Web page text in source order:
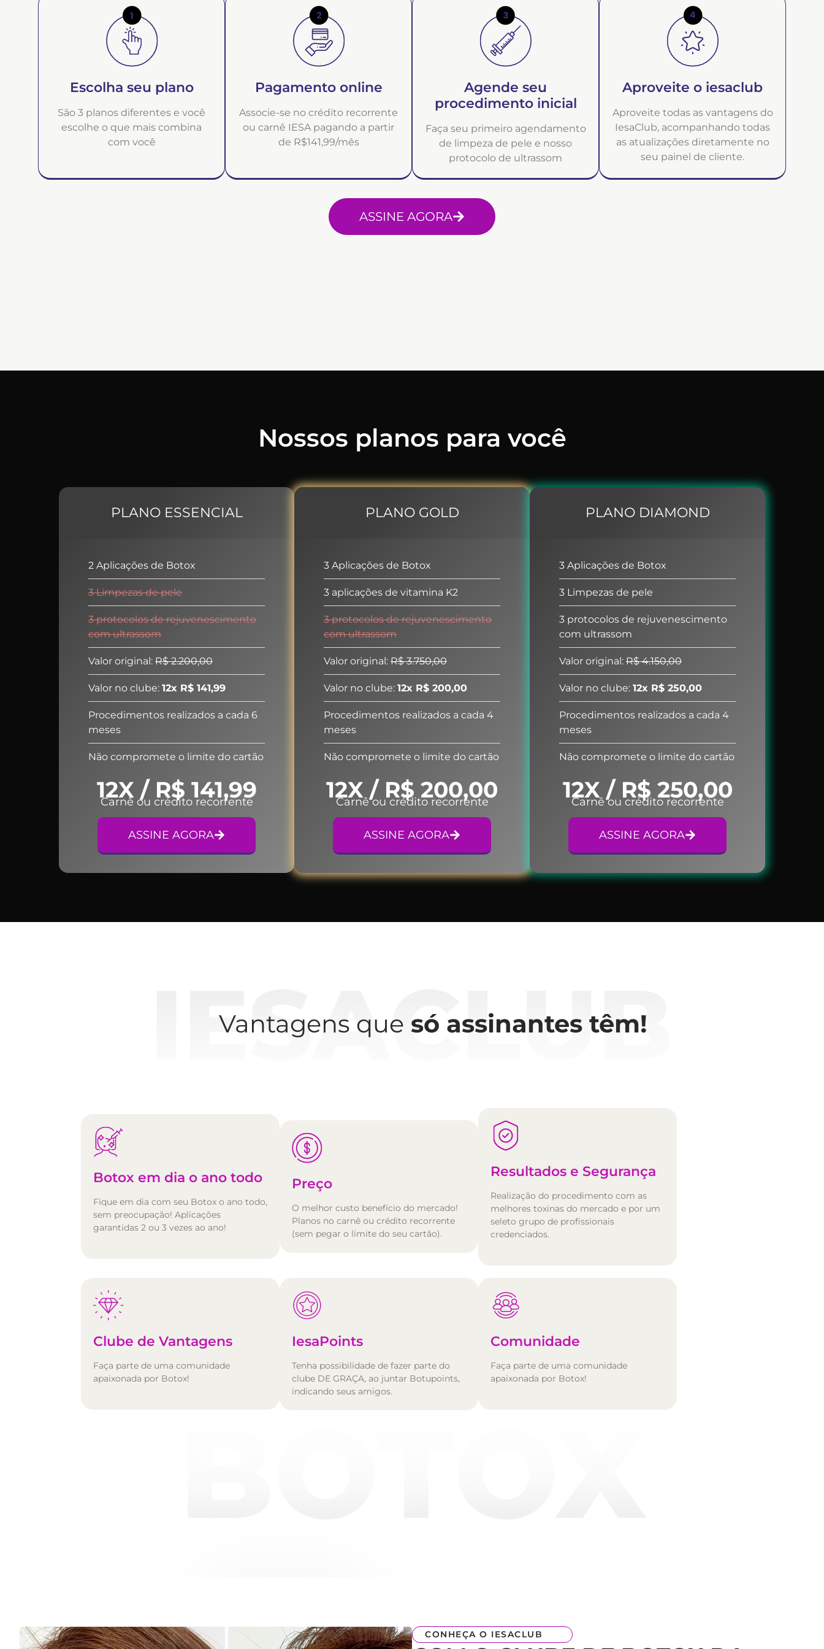
Escolha seu plano
São 3 planos diferentes e você
escolhe o que mais combina
com você
Pagamento online
Associe-se no crédito recorrente
ou carnê IESA pagando a partir
de R$141,99/mês
Agende seu
procedimento inicial
Faça seu primeiro agendamento
de limpeza de pele e nosso
protocolo de ultrassom
Aproveite o iesaclub
Aproveite todas as vantagens do
IesaClub, acompanhando todas
as atualizações diretamente no
seu painel de cliente.
ASSINE AGORA
PLANO ESSENCIAL
2 Aplicações de Botox
3 Limpezas de pele
3 protocolos de rejuvenescimento
com ultrassom
Valor original: R$ 2.200,00
Valor no clube: 12x R$ 141,99
Procedimentos realizados a cada 6
meses
Não compromete o limite do cartão
12X / R$ 141,99
Carnê ou crédito recorrente
ASSINE AGORA
PLANO GOLD
3 Aplicações de Botox
3 aplicações de vitamina K2
3 protocolos de rejuvenescimento
com ultrassom
Valor original: R$ 3.750,00
Valor no clube: 12x R$ 200,00
Procedimentos realizados a cada 4
meses
Não compromete o limite do cartão
12X / R$ 200,00
Carnê ou crédito recorrente
ASSINE AGORA
PLANO DIAMOND
3 Aplicações de Botox
3 Limpezas de pele
3 protocolos de rejuvenescimento
com ultrassom
Valor original: R$ 4.150,00
Valor no clube: 12x R$ 250,00
Procedimentos realizados a cada 4
meses
Não compromete o limite do cartão
12X / R$ 250,00
Carnê ou crédito recorrente
ASSINE AGORA
Nossos planos para você
Vantagens que só assinantes têm!
Botox em dia o ano todo
Fique em dia com seu Botox o ano todo,
sem preocupação! Aplicações
garantidas 2 ou 3 vezes ao ano!
Preço
O melhor custo benefício do mercado!
Planos no carnê ou crédito recorrente
(sem pegar o limite do seu cartão).
Resultados e Segurança
Realização do procedimento com as
melhores toxinas do mercado e por um
seleto grupo de profissionais
credenciados.
Clube de Vantagens
Faça parte de uma comunidade
apaixonada por Botox!
IesaPoints
Tenha possibilidade de fazer parte do
clube DE GRAÇA, ao juntar Botupoints,
indicando seus amigos.
Comunidade
Faça parte de uma comunidade
apaixonada por Botox!
CONHEÇA O IESACLUB